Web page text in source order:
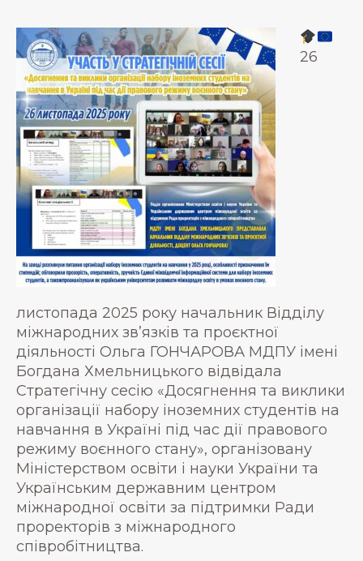
26
листопада 2025 року начальник Відділу
міжнародних зв’язків та проєктної
діяльності Ольга ГОНЧАРОВА МДПУ імені
Богдана Хмельницького відвідала
Стратегічну сесію «Досягнення та виклики
організації набору іноземних студентів на
навчання в Україні під час дії правового
режиму воєнного стану», організовану
Міністерством освіти і науки України та
Українським державним центром
міжнародної освіти за підтримки Ради
проректорів з міжнародного
співробітництва.